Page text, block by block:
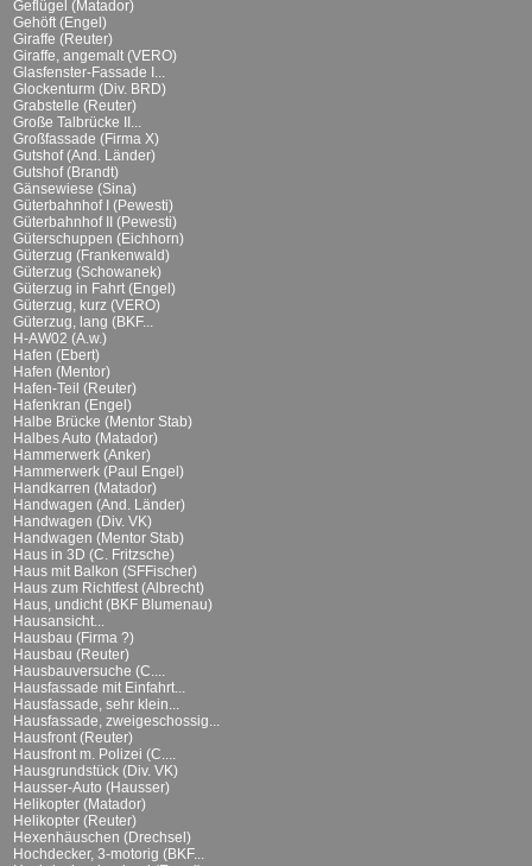
Geflügel (Matador)
Gehöft (Engel)
Giraffe (Reuter)
Giraffe, angemalt (VERO)
Glasfenster-Fassade I...
Glockenturm (Div. BRD)
Grabstelle (Reuter)
Große Talbrücke II...
Großfassade (Firma X)
Gutshof (And. Länder)
Gutshof (Brandt)
Gänsewiese (Sina)
Güterbahnhof I (Pewesti)
Güterbahnhof II (Pewesti)
Güterschuppen (Eichhorn)
Güterzug (Frankenwald)
Güterzug (Schowanek)
Güterzug in Fahrt (Engel)
Güterzug, kurz (VERO)
Güterzug, lang (BKF...
H-AW02 (A.w.)
Hafen (Ebert)
Hafen (Mentor)
Hafen-Teil (Reuter)
Hafenkran (Engel)
Halbe Brücke (Mentor Stab)
Halbes Auto (Matador)
Hammerwerk (Anker)
Hammerwerk (Paul Engel)
Handkarren (Matador)
Handwagen (And. Länder)
Handwagen (Div. VK)
Handwagen (Mentor Stab)
Haus in 3D (C. Fritzsche)
Haus mit Balkon (SFFischer)
Haus zum Richtfest (Albrecht)
Haus, undicht (BKF Blumenau)
Hausansicht...
Hausbau (Firma ?)
Hausbau (Reuter)
Hausbauversuche (C....
Hausfassade mit Einfahrt...
Hausfassade, sehr klein...
Hausfassade, zweigeschossig...
Hausfront (Reuter)
Hausfront m. Polizei (C....
Hausgrundstück (Div. VK)
Hausser-Auto (Hausser)
Helikopter (Matador)
Helikopter (Reuter)
Hexenhäuschen (Drechsel)
Hochdecker, 3-motorig (BKF...